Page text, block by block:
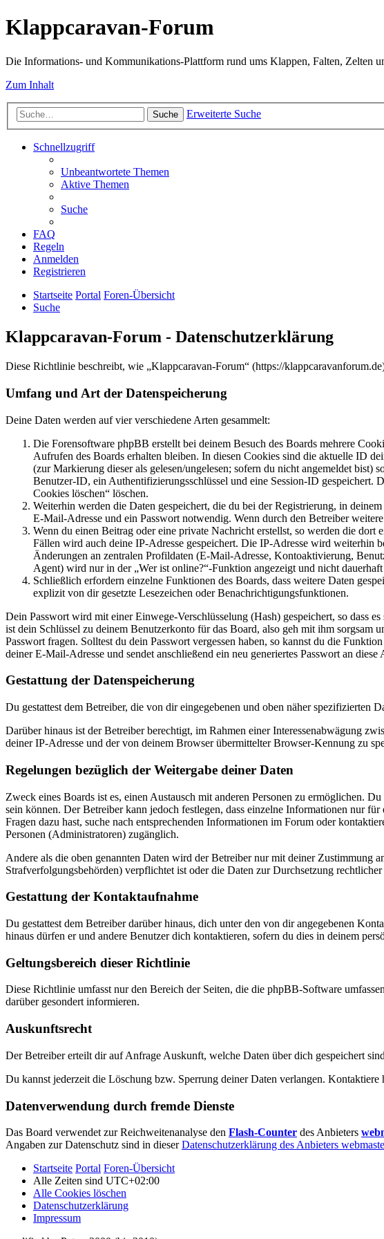
Klappcaravan-Forum
Die Informations- und Kommunikations-Plattform rund ums Klappen, Falten, Zelten
Zum Inhalt
Suche Erweiterte Suche
Schnellzugriff
Unbeantwortete Themen
Aktive Themen
Suche
FAQ
Regeln
Anmelden
Registrieren
Startseite Portal Foren-Übersicht
Suche
Klappcaravan-Forum - Datenschutzerklärung
Diese Richtlinie beschreibt, wie „Klappcaravan-Forum“ (https://
Umfang und Art der Datenspeicherung
Deine Daten werden auf vier verschiedene Arten gesammelt:
Die Forensoftware phpBB erstellt bei deinem Besuch des Boards mehrere
Aufrufen des Boards erhalten bleiben. In diesen Cookies sind die aktuelle ID
(zur Markierung dieser als gelesen/ungelesen; sofern du nicht angemeldet
Benutzer-ID, ein Authentifizierungsschlüssel und eine Session-ID
Cookies löschen“ löschen.
Weiterhin werden die Daten gespeichert, die du bei der Registrierung, in
E-Mail-Adresse und ein Passwort notwendig. Wenn durch den Betreiber
Wenn du einen Beitrag oder eine private Nachricht erstellst, so werden die
Fällen wird auch deine IP-Adresse gespeichert. Die IP-Adresse wird weiterhin
Änderungen an zentralen Profildaten (E-Mail-Adresse, Kontoaktivierung,
Agent) wird nur in der „Wer ist online?“-Funktion angezeigt und nicht dauerhaft
Schließlich erfordern einzelne Funktionen des Boards, dass weitere Daten
explizit von dir gesetzte Lesezeichen oder Benachrichtigungsfunktionen.
Dein Passwort wird mit einer Einwege-Verschlüsselung (Hash) gespeichert, so dass
ist dein Schlüssel zu deinem Benutzerkonto für das Board, also geh mit ihm
Passwort fragen. Solltest du dein Passwort vergessen haben, so kannst du die
deiner E-Mail-Adresse und sendet anschließend ein neu generiertes Passwort an
Gestattung der Datenspeicherung
Du gestattest dem Betreiber, die von dir eingegebenen und oben näher spezifizierten
Darüber hinaus ist der Betreiber berechtigt, im Rahmen einer Interessenabwägung
deiner IP-Adresse und der von deinem Browser übermittelter Browser-Kennung zu
Regelungen bezüglich der Weitergabe deiner Daten
Zweck eines Boards ist es, einen Austausch mit anderen Personen zu ermöglichen.
sein können. Der Betreiber kann jedoch festlegen, dass einzelne Informationen nur
Fragen dazu hast, suche nach entsprechenden Informationen im Forum oder
Personen (Administratoren) zugänglich.
Andere als die oben genannten Daten wird der Betreiber nur mit deiner Zustimmung
Strafverfolgungsbehörden) verpflichtet ist oder die Daten zur Durchsetzung
Gestattung der Kontaktaufnahme
Du gestattest dem Betreiber darüber hinaus, dich unter den von dir angegebenen
hinaus dürfen er und andere Benutzer dich kontaktieren, sofern du dies in deinem
Geltungsbereich dieser Richtlinie
Diese Richtlinie umfasst nur den Bereich der Seiten, die die phpBB-Software
darüber gesondert informieren.
Auskunftsrecht
Der Betreiber erteilt dir auf Anfrage Auskunft, welche Daten über dich gespeichert
Du kannst jederzeit die Löschung bzw. Sperrung deiner Daten verlangen. Kontaktiere
Datenverwendung durch fremde Dienste
Das Board verwendet zur Reichweitenanalyse den Flash-Counter des Anbieters
Angaben zur Datenschutz sind in dieserDatenschutzerklärung des Anbieters
Startseite Portal Foren-Übersicht
Alle Zeiten sind UTC+02:00
Alle Cookies löschen
Datenschutzerklärung
Impressum